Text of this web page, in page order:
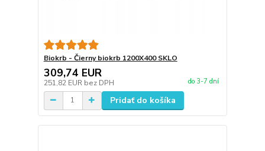
Biokrb - Čierny biokrb 1200X400 SKLO
309,74 EUR
251,82 EUR bez DPH do 3-7 dní
Pridať do košíka